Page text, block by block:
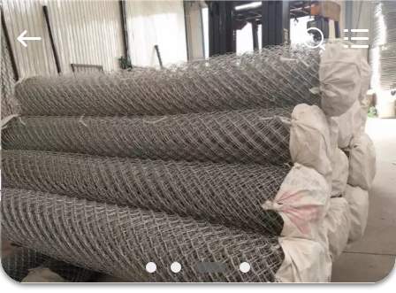
DOM
PRODUKTY
O
NAS
PING
XI
RUN
METAL
MESH
CO.,LTD.
All
Rights
Reserved.